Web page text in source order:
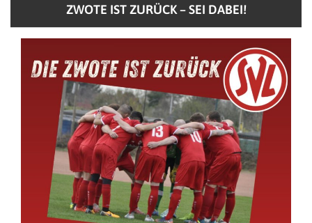
ZWOTE IST ZURÜCK – SEI DABEI!